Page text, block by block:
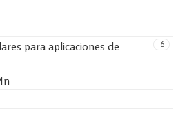
6
para aplicaciones de